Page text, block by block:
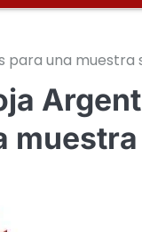
para una muestra